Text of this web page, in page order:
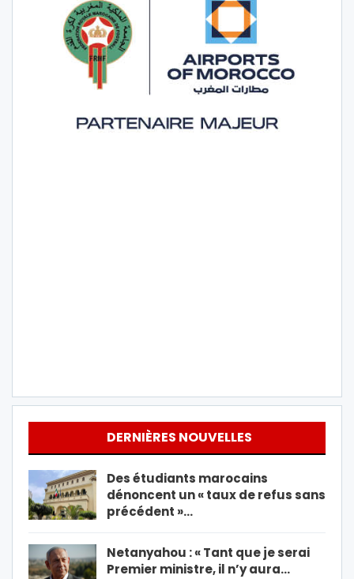
DERNIÈRES NOUVELLES
Des étudiants marocains
dénoncent un « taux de refus sans
précédent »…
Netanyahou : « Tant que je serai
Premier ministre, il n’y aura…